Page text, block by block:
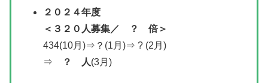
２０２４年度
＜ ３２０人募集／
？ 倍＞
434(10月)⇒？(1月)⇒ ? (2月)
⇒ ？ 人(3月)